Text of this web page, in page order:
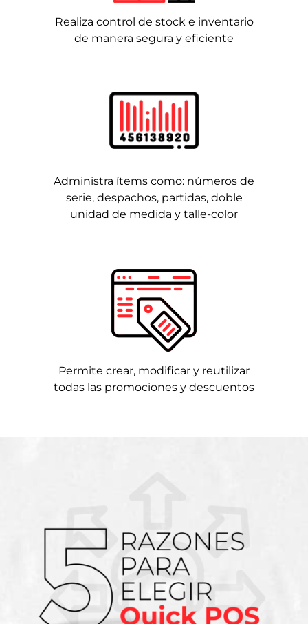
Realiza control de stock e inventario
de manera segura y eficiente
Administra ítems como: números de
serie, despachos, partidas, doble
unidad de medida y talle-color
Permite crear, modificar y reutilizar
todas las promociones y descuentos